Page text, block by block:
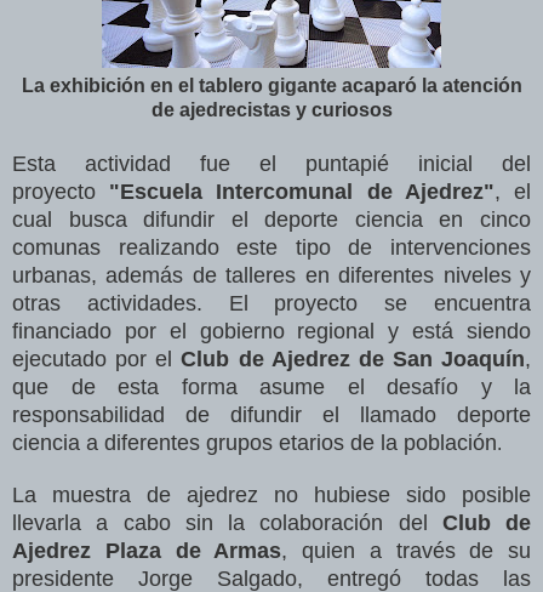
La exhibición en el tablero gigante acaparó la atención
de ajedrecistas y curiosos
Esta actividad fue el puntapié inicial del
proyecto "Escuela Intercomunal de Ajedrez", el
cual busca difundir el deporte ciencia en cinco
comunas realizando este tipo de intervenciones
urbanas, además de talleres en diferentes niveles y
otras actividades. El proyecto se encuentra
financiado por el gobierno regional y está siendo
ejecutado por elClub de Ajedrez de San Joaquín,
que de esta forma asume el desafío y la
responsabilidad de difundir el llamado deporte
ciencia a diferentes grupos etarios de la población.
La muestra de ajedrez no hubiese sido posible
llevarla a cabo sin la colaboración del Club de
Ajedrez Plaza de Armas, quien a través de su
presidente Jorge Salgado, entregó todas las